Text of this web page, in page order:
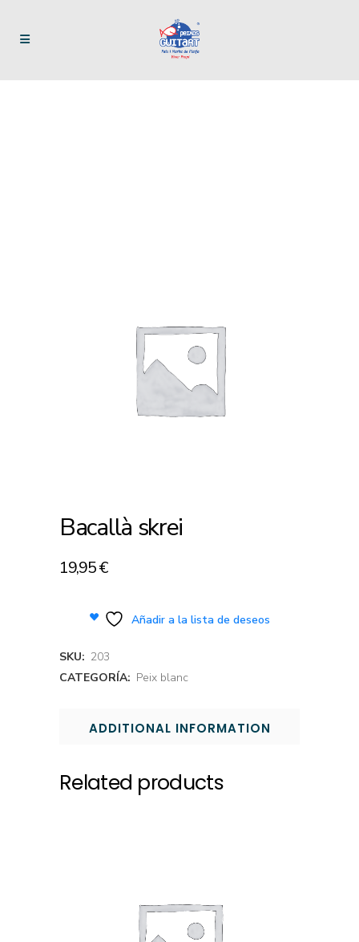
Bacallà skrei
19,95€
Añadir a la lista de deseos
SKU: 203
CATEGORÍA: Peix blanc
ADDITIONAL INFORMATION
Related products